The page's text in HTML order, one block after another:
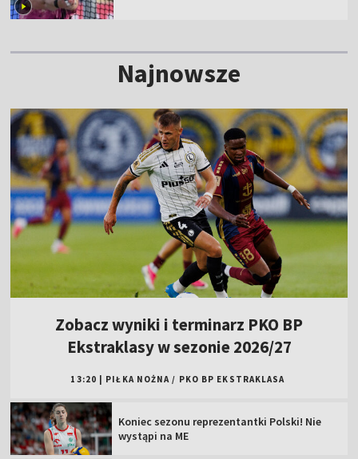
Najnowsze
Zobacz wyniki i terminarz PKO BP
Ekstraklasy w sezonie 2026/27
13:20 PIŁKA NOŻNA / PKO BP EKSTRAKLASA
Koniec sezonu reprezentantki Polski! Nie
wystąpi na ME